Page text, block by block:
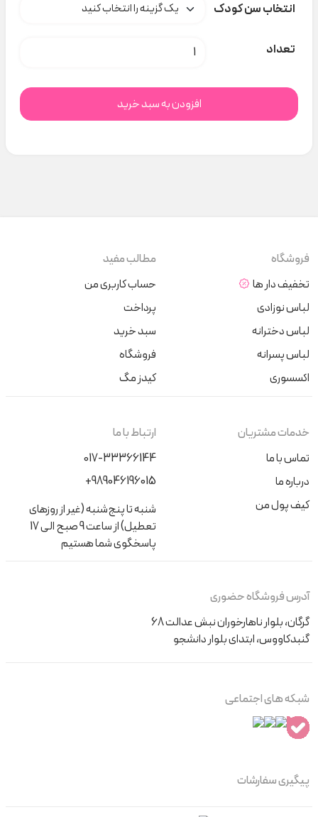
انتخاب سن کودک
تعداد ست PAW ۱۷۲ نیلسام کد C000909 عدد
افزودن به سبد خرید
فروشگاه
تخفیف دار ها
لباس نوزادی
لباس دخترانه
لباس پسرانه
اکسسوری
مطالب مفید
حساب کاربری من
پرداخت
سبد خرید
فروشگاه
کیدز مگ
خدمات مشتریان
تماس با ما
درباره ما
کیف پول من
ارتباط با ما
017-33366144
+989046196015
شنبه تا پنج‌شنبه (غیر از روزهای
تعطیل) از ساعت 9 صبح الی 17
پاسخگوی شما هستیم
آدرس فروشگاه حضوری
گرگان، بلوار ناهارخوران نبش عدالت 68
گنبدکاووس، ابتدای بلوار دانشجو
شبکه های اجتماعی
پیگیری سفارشات